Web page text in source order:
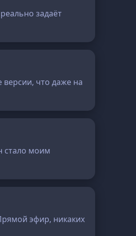
задаёт
версии, что даже на
стало моим
эфир, никаких